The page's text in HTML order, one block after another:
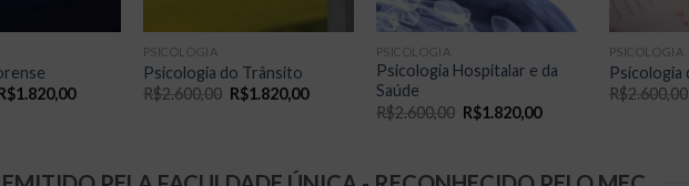
preço
1.820,00O
PSICOLOGIA
Psicologia do Trânsito
R$2.600,00 O
preço
R$1.820,00O
PSICOLOGIA
Psicologia Hospitalar e da
Saúde
R$2.600,00 O
preço
R$2.600,00.
R$1.820,00O
R$1.820,00.
PSICOLOGIA
Psicologia
R$2.600,00